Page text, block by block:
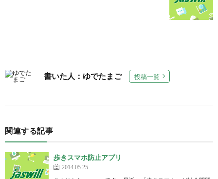
書いた人：ゆでたまご 投稿一覧
関連する記事
歩きスマホ防止アプリ
2014.05.25